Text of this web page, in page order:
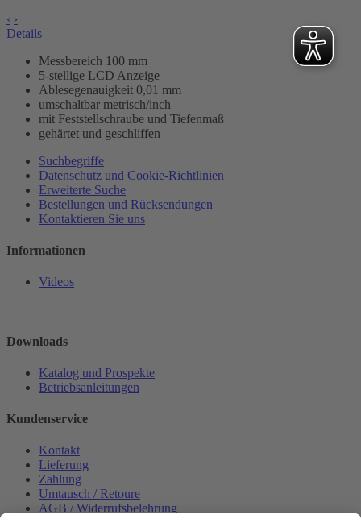
‹ ›
Details
Messbereich 100 mm
5-stellige LCD Anzeige
Ablesegenauigkeit 0,01 mm
umschaltbar metrisch/inch
mit Feststellschraube und Tiefenmaß
gehärtet und geschliffen
Suchbegriffe
Datenschutz und Cookie-Richtlinien
Erweiterte Suche
Bestellungen und Rücksendungen
Kontaktieren Sie uns
Informationen
Videos
Downloads
Katalog und Prospekte
Betriebsanleitungen
Kundenservice
Kontakt
Lieferung
Zahlung
Umtausch / Retoure
AGB / Widerrufsbelehrung